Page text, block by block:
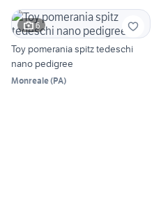
6
Toy pomerania spitz tedeschi
nano pedigree
Monreale(PA)